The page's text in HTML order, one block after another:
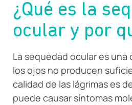
¿Qué es la
ocular y por
La sequedad ocular es
los ojos no producen
calidad de las lágrimas es
puede causar síntomas